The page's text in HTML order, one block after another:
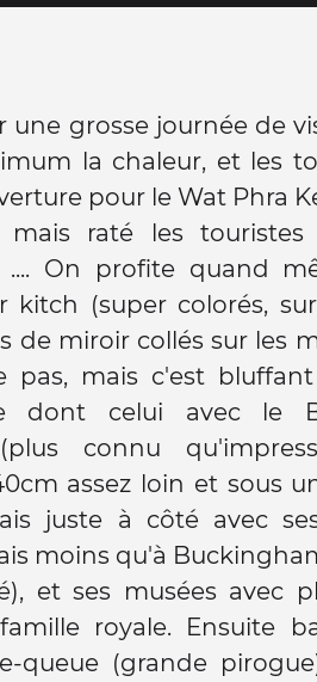
une grosse journée de
la chaleur, et les
pour le Wat Phra
mais raté les
.... On profite quand
kitch (super colorés,
de miroir collés sur les
pas, mais c'est
dont celui avec le
connu
assez loin et sous
juste à côté avec
moins qu'à
et ses musées avec
royale. Ensuite
queue (grande
des portails des
on profite d'être
de l'autre côté du
(temple de l'Aube),
de monnaie, mais en
notre passage !!
d'une thailandaise sur
de faire confiance
et on part visiter
maison toute en
américain qui relance
maison
de vieux objets
va ensuite à la tour
de Thaïlande
pour avoir une vue